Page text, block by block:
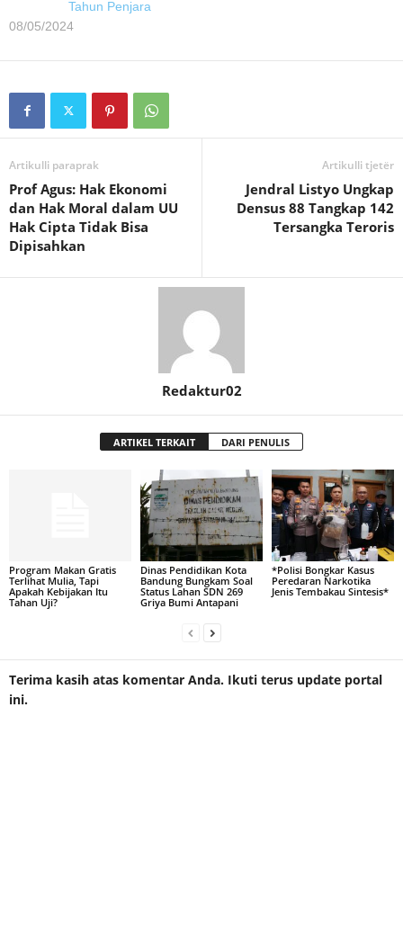
Tahun Penjara
08/05/2024
Artikulli paraprak
Prof Agus: Hak Ekonomi
dan Hak Moral dalam UU
Hak Cipta Tidak Bisa
Dipisahkan
Artikulli tjetër
Jendral Listyo Ungkap
Densus 88 Tangkap 142
Tersangka Teroris
Redaktur02
ARTIKEL TERKAIT DARI PENULIS
Program Makan Gratis
Terlihat Mulia, Tapi
Apakah Kebijakan Itu
Tahan Uji?
Dinas Pendidikan Kota
Bandung Bungkam Soal
Status Lahan SDN 269
Griya Bumi Antapani
*Polisi Bongkar Kasus
Peredaran Narkotika
Jenis Tembakau Sintesis*
Terima kasih atas komentar Anda. Ikuti terus update portal
ini.